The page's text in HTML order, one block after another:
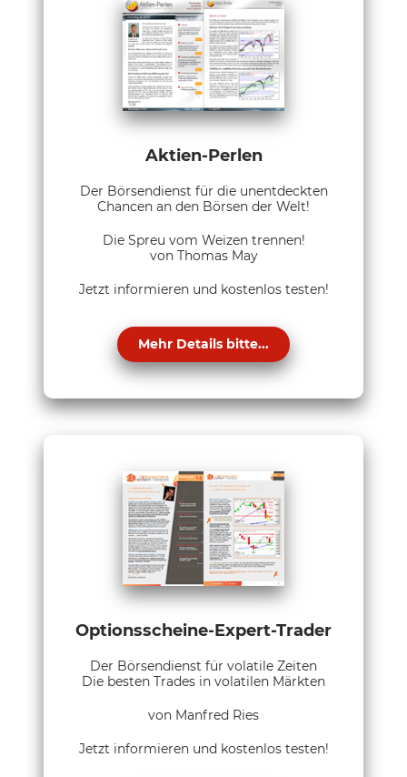
Aktien-Perlen
Der Börsendienst für die unentdeckten
Chancen an den Börsen der Welt!
Die Spreu vom Weizen trennen!
von Thomas May
Jetzt informieren und kostenlos testen!
Mehr Details bitte...
Optionsscheine-Expert-Trader
Der Börsendienst für volatile Zeiten
Die besten Trades in volatilen Märkten
von Manfred Ries
Jetzt informieren und kostenlos testen!